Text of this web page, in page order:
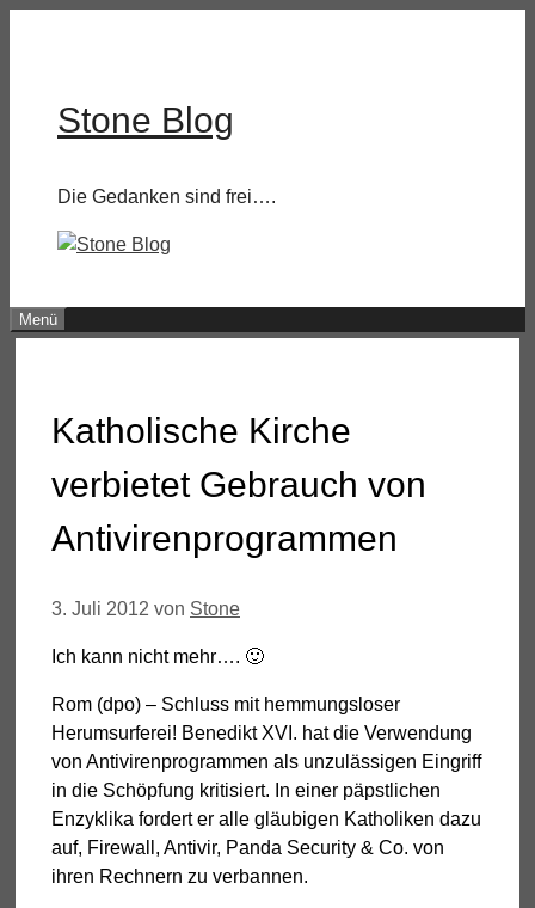
Stone Blog
Die Gedanken sind frei….
Menü
Katholische Kirche
verbietet Gebrauch von
Antivirenprogrammen
3. Juli 2012 von Stone
Ich kann nicht mehr…. 🙂
Rom (dpo) – Schluss mit hemmungsloser
Herumsurferei! Benedikt XVI. hat die Verwendung
von Antivirenprogrammen als unzulässigen Eingriff
in die Schöpfung kritisiert. In einer päpstlichen
Enzyklika fordert er alle gläubigen Katholiken dazu
auf, Firewall, Antivir, Panda Security & Co. von
ihren Rechnern zu verbannen.